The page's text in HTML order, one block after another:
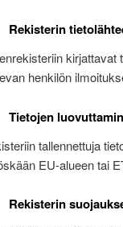
kirjattavat
henkilön
tallennettuja
EU-alueen tai